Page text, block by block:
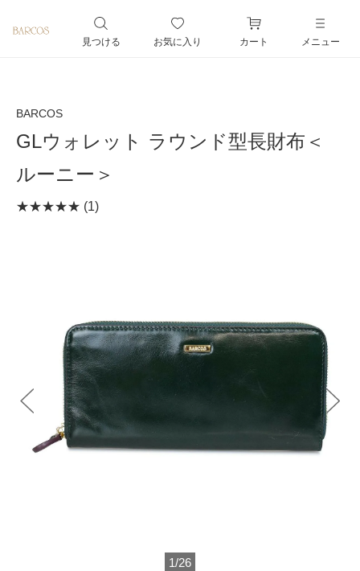
見つける お気に入り カート メニュー
BARCOS
GLウォレット ラウンド型長財布＜
ルーニー＞
(1)
1/26